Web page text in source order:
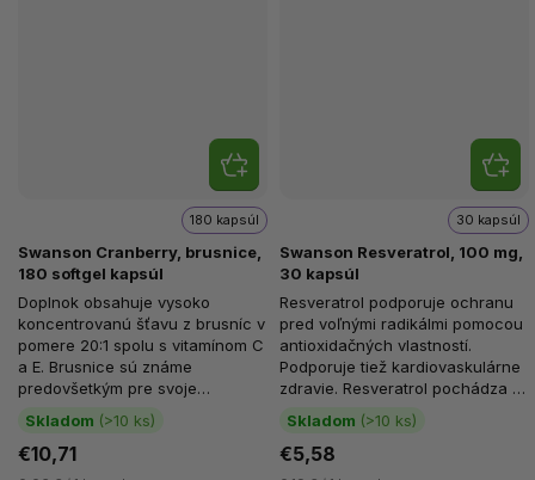
Swanson Cranberry, brusnice,
180 softgel kapsúl
Skladom (>10 ks)
180 kapsúl
€10,71
Doplnok obsahuje vysoko
koncentrovanú šťavu z brusníc v
pomere 20:1 spolu s vitamínom C
a E. Brusnice sú známe
predovšetkým pre svoje
pozitívne účinky na zdravie
močových...
Swanson Resveratrol, 100 mg,
30 kapsúl
Skladom (>10 ks)
30 kapsúl
€5,58
Resveratrol podporuje ochranu
pred voľnými radikálmi pomocou
antioxidačných vlastností.
Podporuje tiež kardiovaskulárne
zdravie. Resveratrol pochádza z
čínskej byliny...